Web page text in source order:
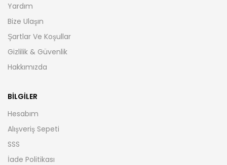
Yardım
Bize Ulaşın
Şartlar Ve Koşullar
Gizlilik & Güvenlik
Hakkımızda
BILGILER
Hesabım
Alışveriş Sepeti
SSS
İade Politikası